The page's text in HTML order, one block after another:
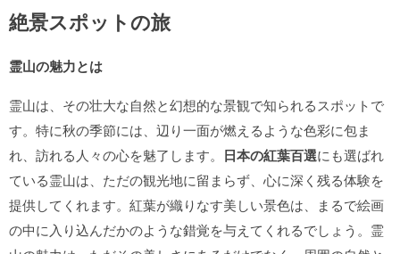
絶景スポットの旅
霊山の魅力とは
霊山は、その壮大な自然と幻想的な景観で知られるスポットで
す。特に秋の季節には、辺り一面が燃えるような色彩に包ま
れ、訪れる人々の心を魅了します。 日本の紅葉百選にも選ばれ
ている霊山は、ただの観光地に留まらず、心に深く残る体験を
提供してくれます。紅葉が織りなす美しい景色は、まるで絵画
の中に入り込んだかのような錯覚を与えてくれるでしょう。霊